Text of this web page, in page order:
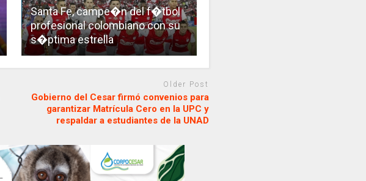
Santa Fe, campe�n del f�tbol
profesional colombiano con su
s�ptima estrella
Older Post
Gobierno del Cesar firmó convenios para
garantizar Matrícula Cero en la UPC y
respaldar a estudiantes de la UNAD